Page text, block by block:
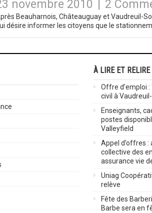
novembre 2010 2
Beauharnois, Châteauguay et Vaudreuil-
désire informer les citoyens que le
À LIRE ET RELIRE
Offre d’emploi
civil à
Enseignants,
postes
Valleyfield
Appel d’offres :
collective des
assurance vie
Uniag
relève
Fête des
Barbe sera en